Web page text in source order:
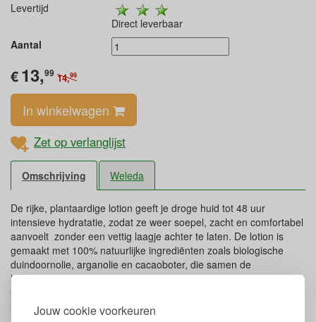
Jouw cookie voorkeuren
Levertijd
Direct leverbaar
Aantal
€13,99 14,99
In winkelwagen
Zet op verlanglijst
Omschrijving Weleda
De rijke, plantaardige lotion geeft je droge huid tot 48 uur
intensieve hydratatie, zodat ze weer soepel, zacht en comfortabel
aanvoelt zonder een vettig laagje achter te laten. De lotion is
gemaakt met 100% natuurlijke ingrediënten zoals biologische
duindoornolie, arganolie en cacaoboter, die samen de
huidbarrière versterken en vochtverlies tegengaan. Hij biedt tot 48
herstellen en te versterken.